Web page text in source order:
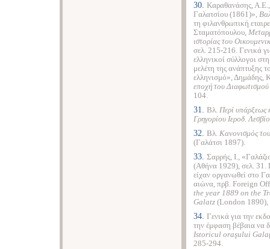
30. Καραθανάσης, Α.Ε.,
Γαλατσίου (1861)»,
τη φιλανθρωπική
Σταματόπουλου,
ιστορίας του
σελ. 215-216. Γενικά
ελληνικοί σύλλογοι
μελέτη της ανάπτυξης
ελληνισμό», Δημάδης,
εποχή του
104.
31. Βλ. Περί υπάρξεως
Γρηγορίου Ιεροδ.
32. Βλ. Κανονισμός
(Γαλάτσι 1897).
33. Σαρρής, Ι.,
(Αθήνα 1929), σελ. 31.
είχαν οργανωθεί στο
αιώνα, πρβ. Foreign
the year 1889 on the
Galatz (London 1890),
34. Γενικά για την
την έμφαση βέβαια να
Istoricul oraşului
285-294.